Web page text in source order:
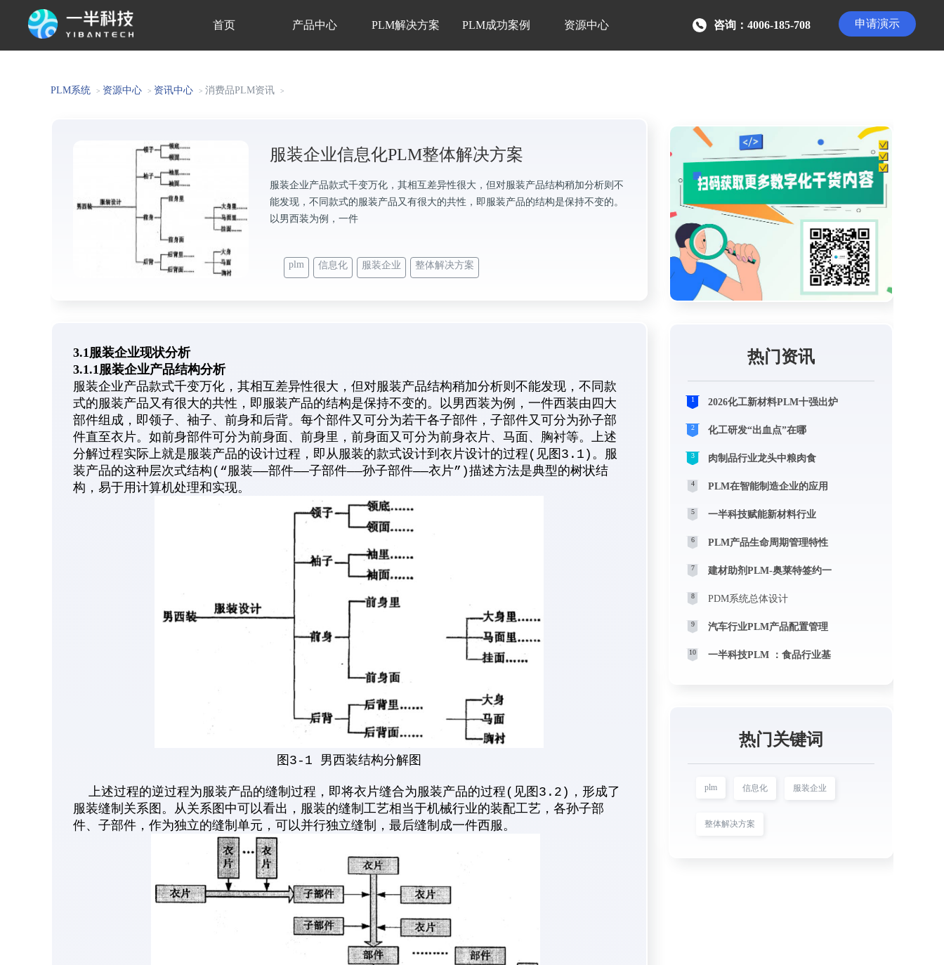
首页 产品中心 PLM解决方案 PLM成功案例 资源中心 申请演示
咨询：4006-185-708
PLM系统 > 资源中心 > 资讯中心 > 消费品PLM资讯 >
服装企业信息化PLM整体解决方案
服装企业产品款式千变万化，其相互差异性很大，但对服装产品结构稍加分析则不
能发现，不同款式的服装产品又有很大的共性，即服装产品的结构是保持不变的。
以男西装为例，一件
plm 信息化 服装企业 整体解决方案
3.1服装企业现状分析
3.1.1服装企业产品结构分析
服装企业产品款式千变万化，其相互差异性很大，但对服装产品结构稍加分析则不能发现，不同款
式的服装产品又有很大的共性，即服装产品的结构是保持不变的。以男西装为例，一件西装由四大
部件组成，即领子、袖子、前身和后背。每个部件又可分为若干各子部件，子部件又可分为孙子部
件直至衣片。如前身部件可分为前身面、前身里，前身面又可分为前身衣片、马面、胸衬等。上述
分解过程实际上就是服装产品的设计过程，即从服装的款式设计到衣片设计的过程(见图3.1)。服
装产品的这种层次式结构(“服装——部件——子部件——孙子部件——衣片”)描述方法是典型的树状结
构，易于用计算机处理和实现。
图3-1 男西装结构分解图
上述过程的逆过程为服装产品的缝制过程，即将衣片缝合为服装产品的过程(见图3.2)，形成了
服装缝制关系图。从关系图中可以看出，服装的缝制工艺相当于机械行业的装配工艺，各孙子部
件、子部件，作为独立的缝制单元，可以并行独立缝制，最后缝制成一件西服。
热门资讯
1 2026化工新材料PLM十强出炉
2 化工研发“出血点”在哪
3 肉制品行业龙头中粮肉食
4 PLM在智能制造企业的应用
5 一半科技赋能新材料行业
6 PLM产品生命周期管理特性
7 建材助剂PLM-奥莱特签约一
8 PDM系统总体设计
9 汽车行业PLM产品配置管理
10 一半科技PLM ：食品行业基
热门关键词
plm 信息化 服装企业
整体解决方案